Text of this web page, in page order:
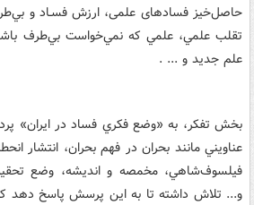
حاصل‌خیز فسادهای علمی، ارزش فسـاد و
تقلب علمي، علمي که نمي‌خواست بي‌طرف
علم جدید و ... .
بخش تفکر، به «وضع فکري فساد در ايران»
عناويني مانند بحران در فهم بحران، انتشار
فيلسوف‌شاهي، مخمصه و اندیشه، وضع
و... تلاش داشته تا به اين پرسش پاسخ دهد